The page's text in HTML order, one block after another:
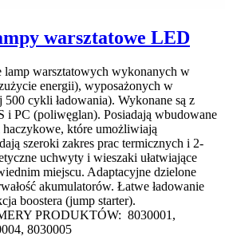
warsztatowe LED
lamp warsztatowych wykonanych w
energii), wyposażonych w
cykli ładowania). Wykonane są z
i PC (poliwęglan). Posiadają wbudowane
które umożliwiają
szeroki zakres prac termicznych i 2-
uchwyty i wieszaki ułatwiające
miejscu. Adaptacyjne dzielone
akumulatorów. Łatwe ładowanie
boostera (jump starter).
PRODUKTÓW: 8030001,
8030005